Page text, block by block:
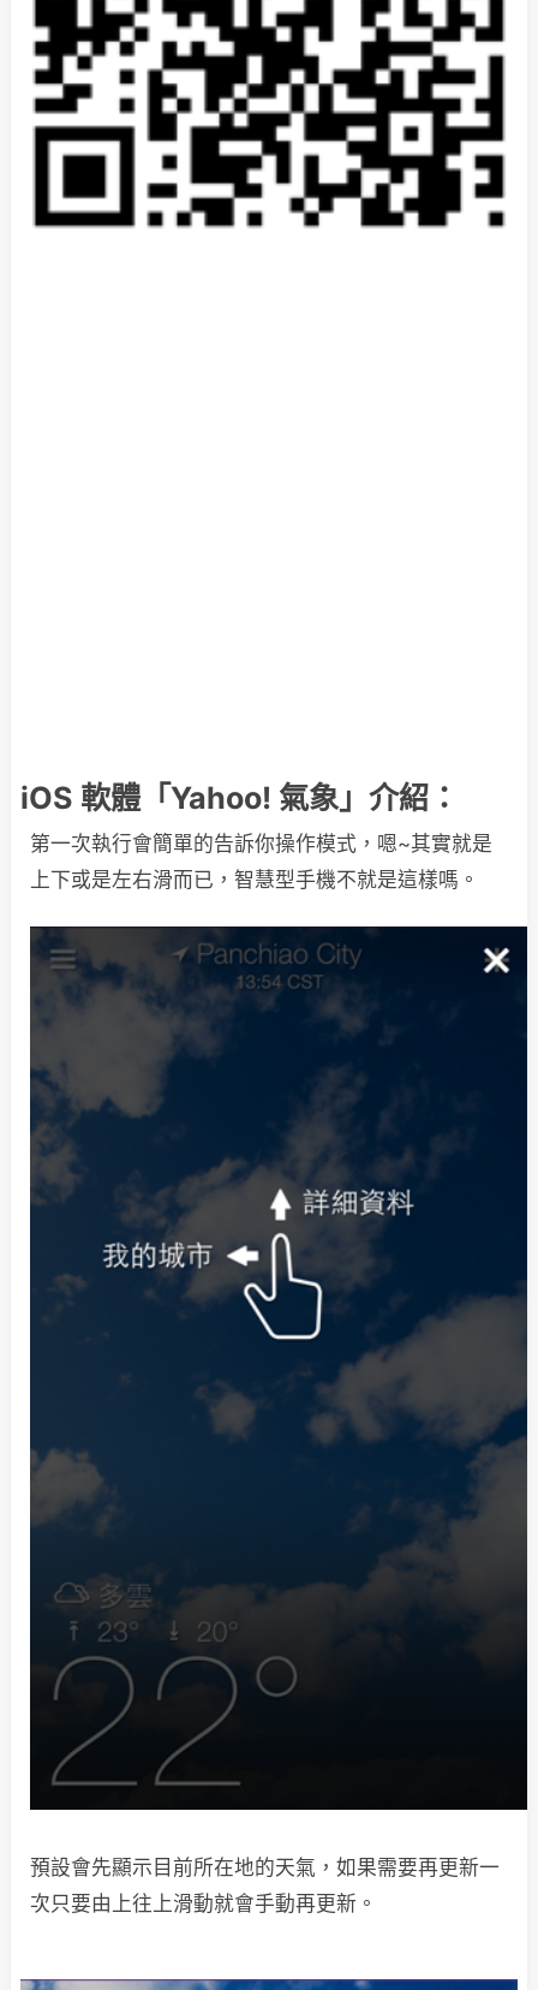
iOS 軟體「Yahoo! 氣象」介紹：
第一次執行會簡單的告訴你操作模式，嗯~其實就是
上下或是左右滑而已，智慧型手機不就是這樣嗎。
預設會先顯示目前所在地的天氣，如果需要再更新一
次只要由上往上滑動就會手動再更新。